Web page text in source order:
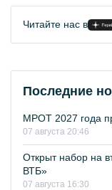
Читайте нас в
Последние
МРОТ 2027 года
07 августа 20:46
Открыт набор на
ВТБ»
07 августа 16:30